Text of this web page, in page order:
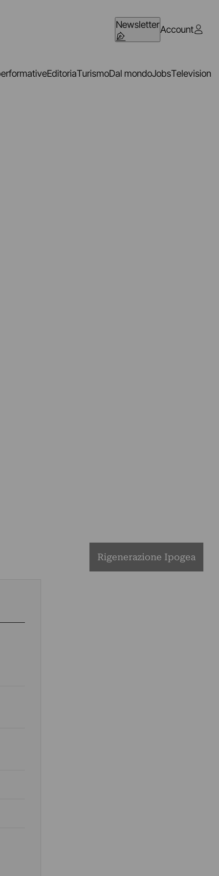
NewsletterAccount
EditoriaTurismoDal mondoJobsTelevision
Rigenerazione Ipogea